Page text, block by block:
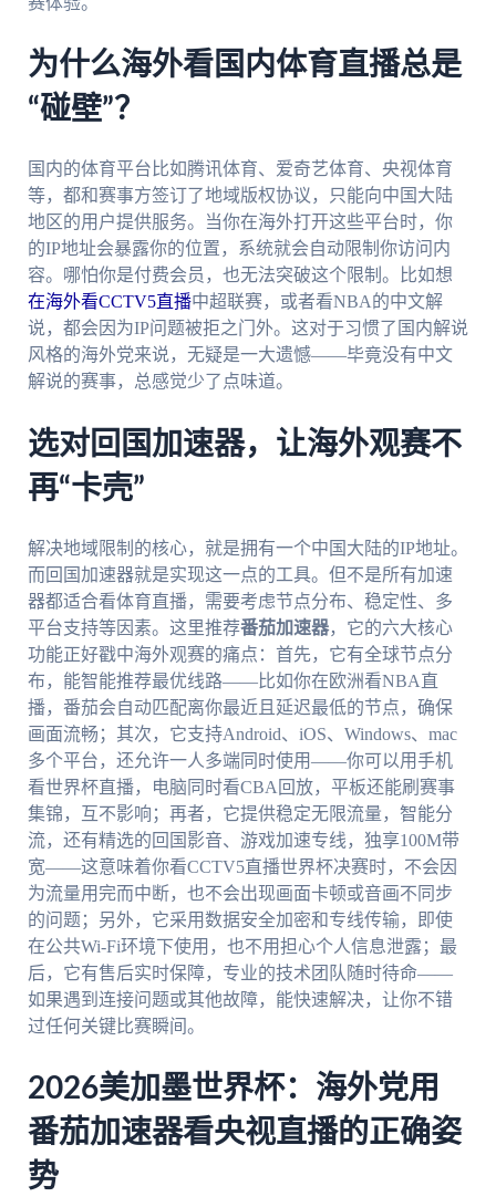
为什么海外看国内体育直播总是
“碰壁”？
国内的体育平台比如腾讯体育、爱奇艺体育、央视体育
等，都和赛事方签订了地域版权协议，只能向中国大陆
地区的用户提供服务。当你在海外打开这些平台时，你
的IP地址会暴露你的位置，系统就会自动限制你访问内
容。哪怕你是付费会员，也无法突破这个限制。比如想
在海外看CCTV5直播中超联赛，或者看NBA的中文解
说，都会因为IP问题被拒之门外。这对于习惯了国内解说
风格的海外党来说，无疑是一大遗憾——毕竟没有中文
解说的赛事，总感觉少了点味道。
选对回国加速器，让海外观赛不
再“卡壳”
解决地域限制的核心，就是拥有一个中国大陆的IP地址。
而回国加速器就是实现这一点的工具。但不是所有加速
器都适合看体育直播，需要考虑节点分布、稳定性、多
平台支持等因素。这里推荐番茄加速器，它的六大核心
功能正好戳中海外观赛的痛点：首先，它有全球节点分
布，能智能推荐最优线路——比如你在欧洲看NBA直
播，番茄会自动匹配离你最近且延迟最低的节点，确保
画面流畅；其次，它支持Android、iOS、Windows、mac
多个平台，还允许一人多端同时使用——你可以用手机
看世界杯直播，电脑同时看CBA回放，平板还能刷赛事
集锦，互不影响；再者，它提供稳定无限流量，智能分
流，还有精选的回国影音、游戏加速专线，独享100M带
宽——这意味着你看CCTV5直播世界杯决赛时，不会因
为流量用完而中断，也不会出现画面卡顿或音画不同步
的问题；另外，它采用数据安全加密和专线传输，即使
在公共Wi-Fi环境下使用，也不用担心个人信息泄露；最
后，它有售后实时保障，专业的技术团队随时待命——
如果遇到连接问题或其他故障，能快速解决，让你不错
过任何关键比赛瞬间。
2026美加墨世界杯：海外党用
番茄加速器看央视直播的正确姿
势